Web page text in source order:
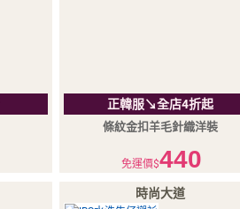
正韓服↘全店4折起
條紋金扣羊毛針織洋裝
免運價$440
時尚大道